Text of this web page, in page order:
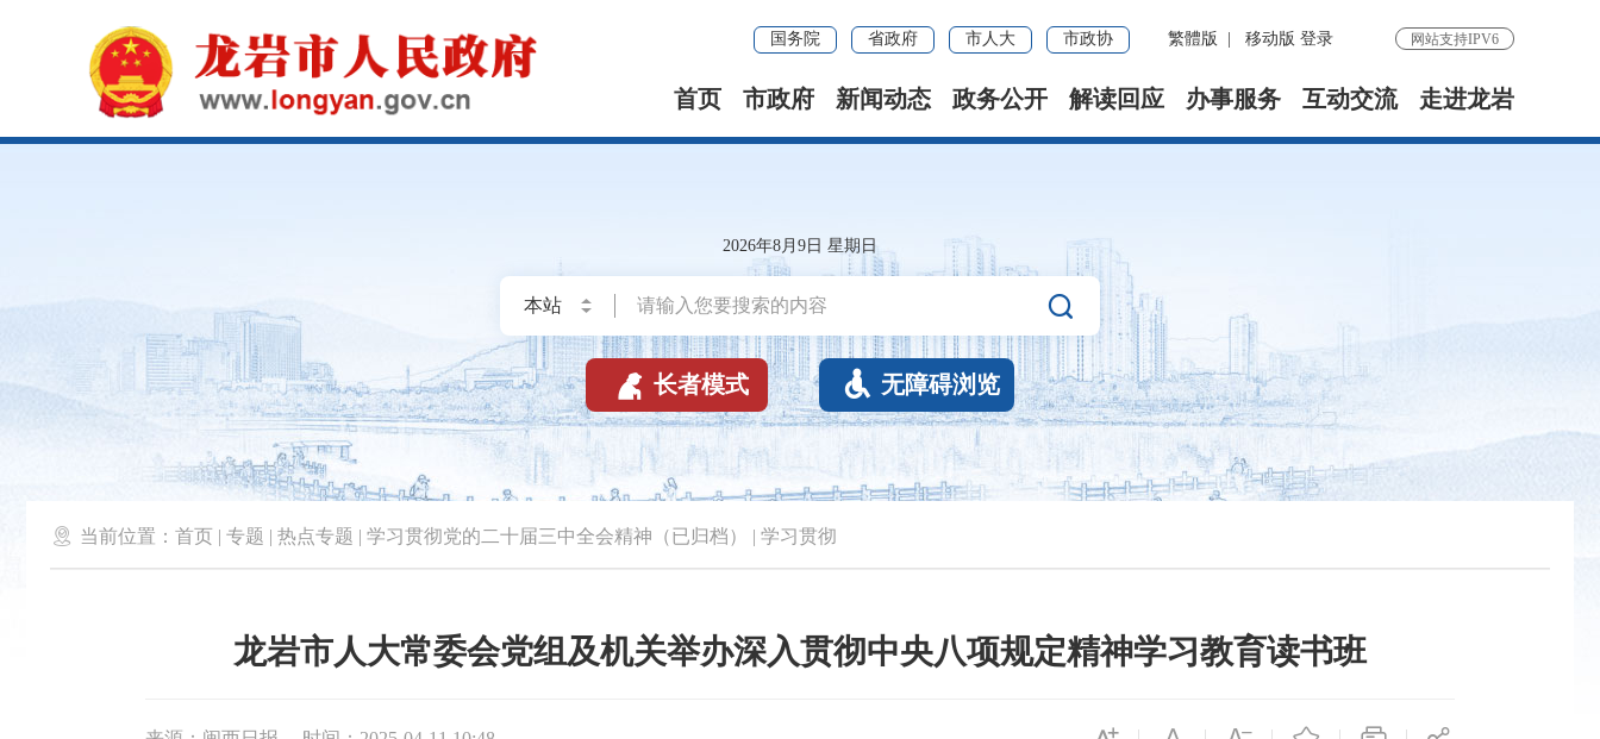
国务院 省政府 市人大 市政协 繁體版 移动版 登录 网站支持IPV6
首页 市政府 新闻动态 政务公开 解读回应 办事服务 互动交流 走进龙岩
2026年8月9日 星期日

 长者模式  无障碍浏览
 当前位置： 首页 | 专题 | 热点专题 | 学习贯彻党的二十届三中全会精神（已归档） | 学习贯彻
龙岩市人大常委会党组及机关举办深入贯彻中央八项规定精神学习教育读书班